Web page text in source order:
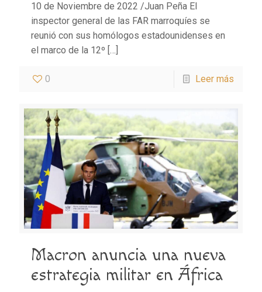
10 de Noviembre de 2022 /Juan Peña El
inspector general de las FAR marroquíes se
reunió con sus homólogos estadounidenses en
el marco de la 12º […]
0 Leer más
Macron anuncia una nueva
estrategia militar en África